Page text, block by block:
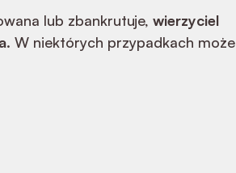
lub zbankrutuje, wierzyciel
. W niektórych przypadkach może